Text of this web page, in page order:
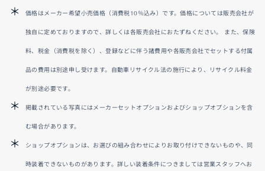
価格はメーカー希望小売価格（消費税10％込み）です。価格については販売会社が
独自に定めておりますので、詳しくは各販売会社におたずねください。 また、保険
料、税金（消費税を除く）、登録などに伴う諸費用や各販売会社でセットする付属
品の費用は別途申し受けます。自動車リサイクル法の施行により、リサイクル料金
が別途必要です。
掲載されている写真にはメーカーセットオプションおよびショップオプションを含
む場合があります。
ショップオプションは、お選びの組み合わせによりお取り付けできないものや、同
時装着できないものがあります。詳しい装着条件につきましては営業スタッフへお